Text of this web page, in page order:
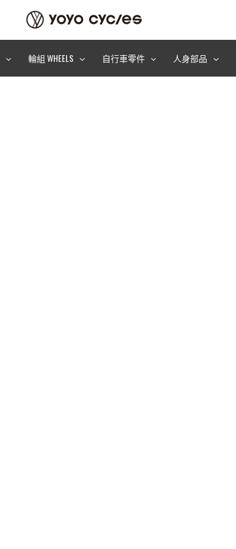
輪組 WHEELS 自行車零件 人身部品